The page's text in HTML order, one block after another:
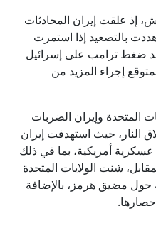
إذ علقت إيران المحادثات
بالتصعيد إذا استمرت
ضغط ترامب على إسرائيل
إجراء المزيد من
المتحدة وإيران الضربات
النار، حيث استهدفت إيران
أمريكية، بما في ذلك
شنت الولايات المتحدة
حول مضيق هرمز، بالإضافة